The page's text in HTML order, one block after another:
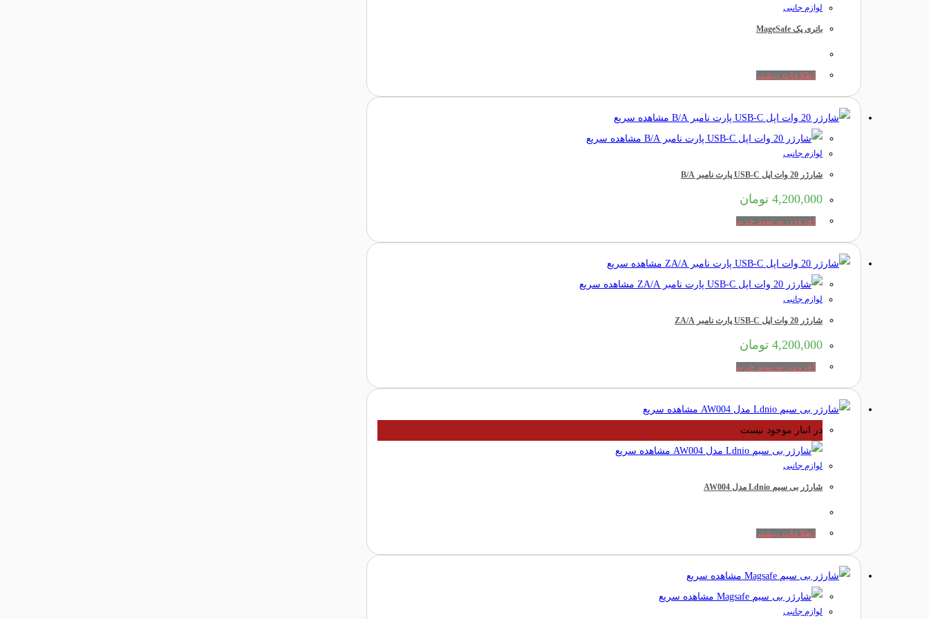
لوازم جانبی
باتری پک MageSafe
اطلاعات بیشتر
مشاهده سریع
مشاهده سریع
لوازم جانبی
شارژر 20 وات اپل USB-C پارت نامبر B/A
4,200,000 تومان
افزودن به سبد خرید
مشاهده سریع
مشاهده سریع
لوازم جانبی
شارژر 20 وات اپل USB-C پارت نامبر ZA/A
4,200,000 تومان
افزودن به سبد خرید
مشاهده سریع
در انبار موجود نیست
مشاهده سریع
لوازم جانبی
شارژر بی سیم Ldnio مدل AW004
اطلاعات بیشتر
مشاهده سریع
مشاهده سریع
لوازم جانبی